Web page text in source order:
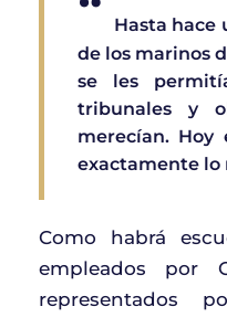
Hasta hace
de los marinos
se les
tribunales y
merecían. Hoy
exactamente lo
Como habrá
empleados por
representados